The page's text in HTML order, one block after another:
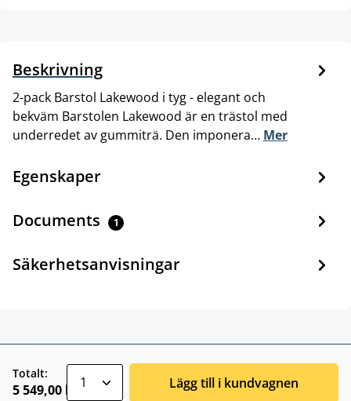
Beskrivning
2-pack Barstol Lakewood i tyg - elegant och
bekväm Barstolen Lakewood är en trästol med
underredet av gummiträ. Den imponera… Mer
Egenskaper
Documents 1
Säkerhetsanvisningar
Totalt:
5 549,00 kr Lägg till i kundvagnen